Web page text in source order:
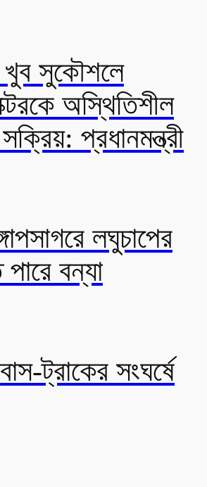
সুকৌশলে
অস্থিতিশীল
প্রধানমন্ত্রী
লঘুচাপের
বন্যা
ট্রাকের সংঘর্ষে